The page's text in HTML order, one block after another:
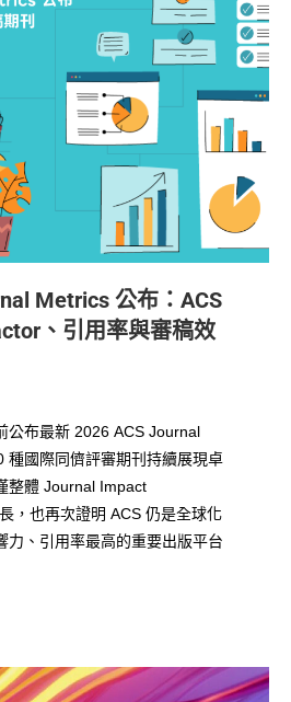
Metrics 公布：ACS
、引用率與審稿效
公布最新 2026 ACS Journal
種國際同儕評審期刊持續展現卓
整體 Journal Impact
，也再次證明 ACS 仍是全球化
力、引用率最高的重要出版平台